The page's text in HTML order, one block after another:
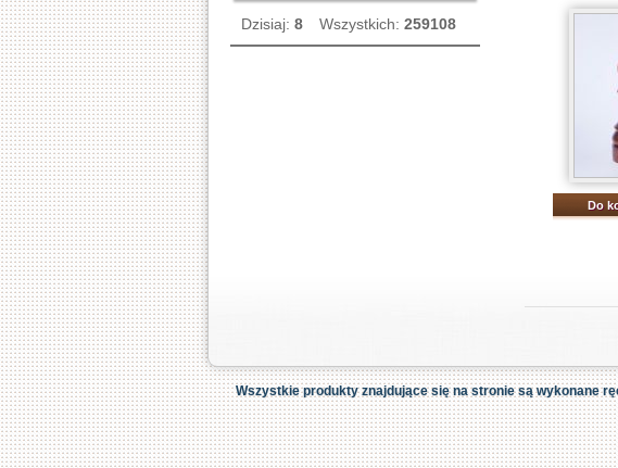
Dzisiaj: 8 Wszystkich: 259108
Do
Wszystkie produkty znajdujące się na stronie są wykonane